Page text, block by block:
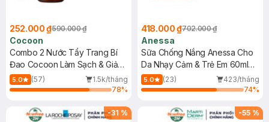
252.000 ₫590.000 ₫
Cocoon
Combo 2 Nước Tẩy Trang Bí
Đao Cocoon Làm Sạch & Giảm
Dầu 500ml
5.0 (57)
1.5k/tháng
78%
418.000 ₫702.000 ₫
Anessa
Sữa Chống Nắng Anessa Cho
Da Nhạy Cảm & Trẻ Em 60ml
(Mới)
5.0 (23)
423/tháng
74%
-31 % -55 %